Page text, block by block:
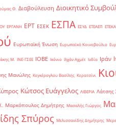
Θ. Διαβούλευση Διοικητικό
ΕΡΓΑΝΗ ΕΡΤ ΕΣΕΚ ΕΣΠΑ ΕΣΥΔ ΕΤΕΑΕΠ ΕΤΕΚΑ
Ευρωπαϊκή Ένωση Ευρωπαϊκό Κοινοβούλιο
Μ. ΙΝΕ-ΓΣΕΕ ΙΟΒΕ Ικόνιο Ιλχάν Αχμέτ Ινδία Ιράν
Μανώλης Κεγκέρογλου Βασίλης Κερατσίνι
Κώτσος Ευάγγελος ΛΙΒΕΡΙΑ Λάτσης
Μαρκόπουλος Δημήτρης Μασαλής Γιώργος
Σπύρος Μελισσανίδης Δημήτρης